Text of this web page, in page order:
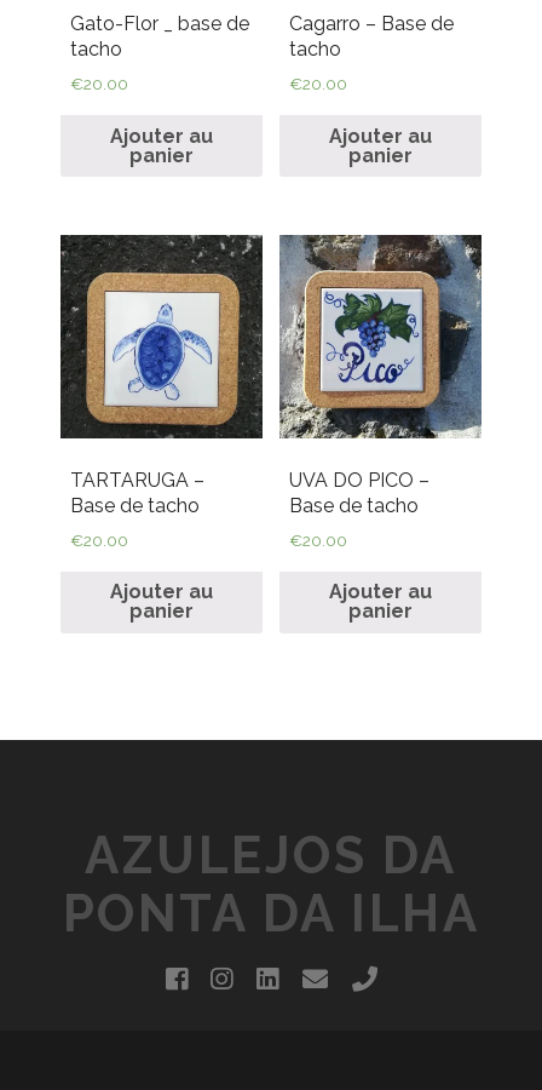
Gato-Flor _ base de
tacho
€20.00
Ajouter au
panier
Cagarro – Base de
tacho
€20.00
Ajouter au
panier
TARTARUGA –
Base de tacho
€20.00
Ajouter au
panier
UVA DO PICO –
Base de tacho
€20.00
Ajouter au
panier
AZULEJOS DA
PONTA DA ILHA
facebookinstagram
linkedin
emailphone